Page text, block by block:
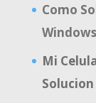
Como
Mi
Solucion